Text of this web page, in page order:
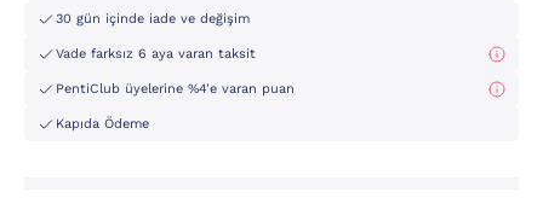
30 gün içinde iade ve değişim
Vade farksız 6 aya varan taksit
PentiClub üyelerine %4'e varan puan
Kapıda Ödeme